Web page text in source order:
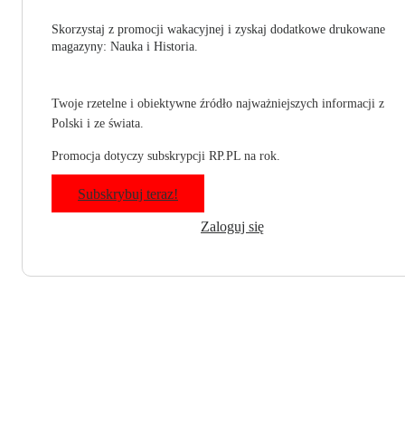
Skorzystaj z promocji wakacyjnej i zyskaj dodatkowe drukowane
magazyny: Nauka i Historia.
Twoje rzetelne i obiektywne źródło najważniejszych informacji z
Polski i ze świata.
Promocja dotyczy subskrypcji RP.PL na rok.
Subskrybuj teraz!
Zaloguj się